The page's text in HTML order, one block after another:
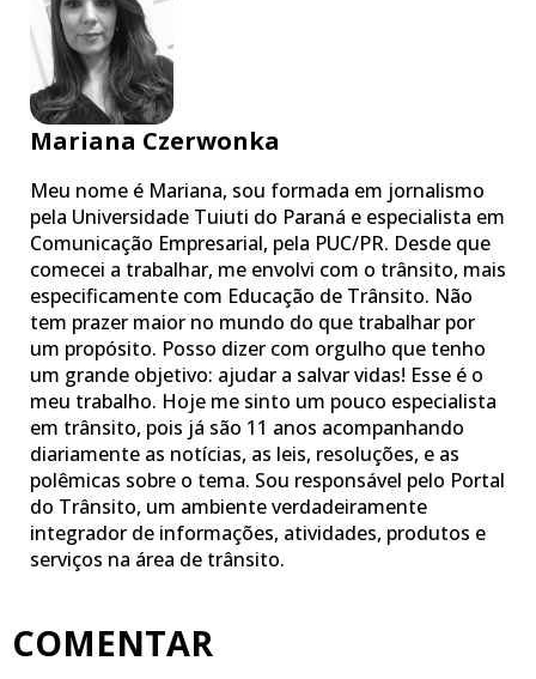
Mariana Czerwonka
Meu nome é Mariana, sou formada em jornalismo
pela Universidade Tuiuti do Paraná e especialista em
Comunicação Empresarial, pela PUC/PR. Desde que
comecei a trabalhar, me envolvi com o trânsito, mais
especificamente com Educação de Trânsito. Não
tem prazer maior no mundo do que trabalhar por
um propósito. Posso dizer com orgulho que tenho
um grande objetivo: ajudar a salvar vidas! Esse é o
meu trabalho. Hoje me sinto um pouco especialista
em trânsito, pois já são 11 anos acompanhando
diariamente as notícias, as leis, resoluções, e as
polêmicas sobre o tema. Sou responsável pelo Portal
do Trânsito, um ambiente verdadeiramente
integrador de informações, atividades, produtos e
serviços na área de trânsito.
COMENTAR